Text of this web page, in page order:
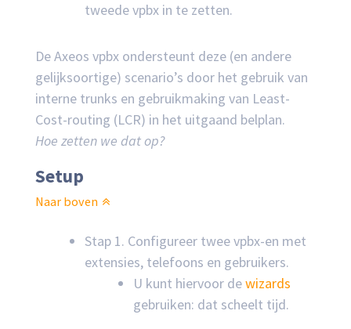
tweede vpbx in te zetten.
De Axeos vpbx ondersteunt deze (en andere
gelijksoortige) scenario’s door het gebruik van
interne trunks en gebruikmaking van Least-
Cost-routing (LCR) in het uitgaand belplan.
Hoe zetten we dat op?
Setup
Naar boven
Stap 1. Configureer twee vpbx-en met
extensies, telefoons en gebruikers.
U kunt hiervoor dewizards
gebruiken: dat scheelt tijd.